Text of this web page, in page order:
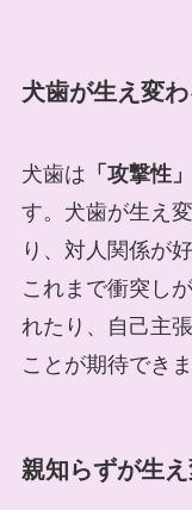
犬歯が生え変
犬歯は 「攻撃性
す。犬歯が生え
り、対人関係が
これまで衝突し
れたり、自己主
ことが期待できま
親知らずが生